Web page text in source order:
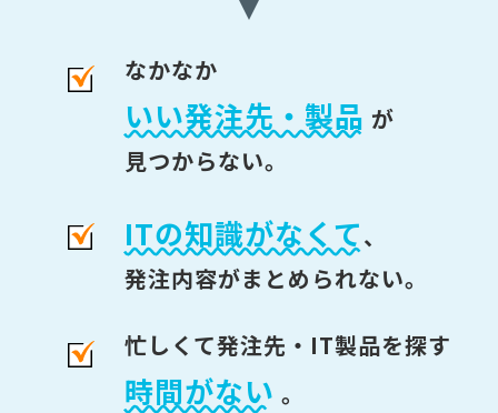
なかなか
いい発注先・製品 が
見つからない。
ITの知識がなくて、
発注内容がまとめられない。
忙しくて発注先・IT製品を探す
時間がない 。